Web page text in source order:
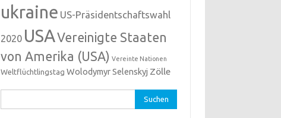
ukraine US-Präsidentschaftswahl
2020 USAVereinigte Staaten
von Amerika (USA) Vereinte Nationen
Weltflüchtlingstag Wolodymyr Selenskyj Zölle
nach: